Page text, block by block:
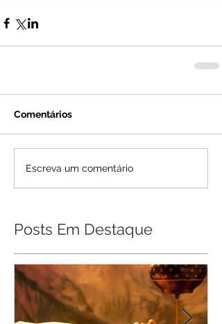
Comentários
Escreva um comentário
Posts Em Destaque